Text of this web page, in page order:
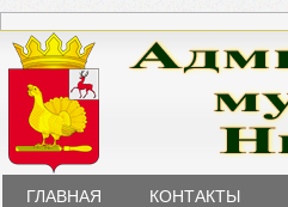
ГЛАВНАЯ КОНТАКТЫ